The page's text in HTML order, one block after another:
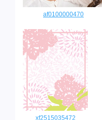
af0100000470
xf2515035472